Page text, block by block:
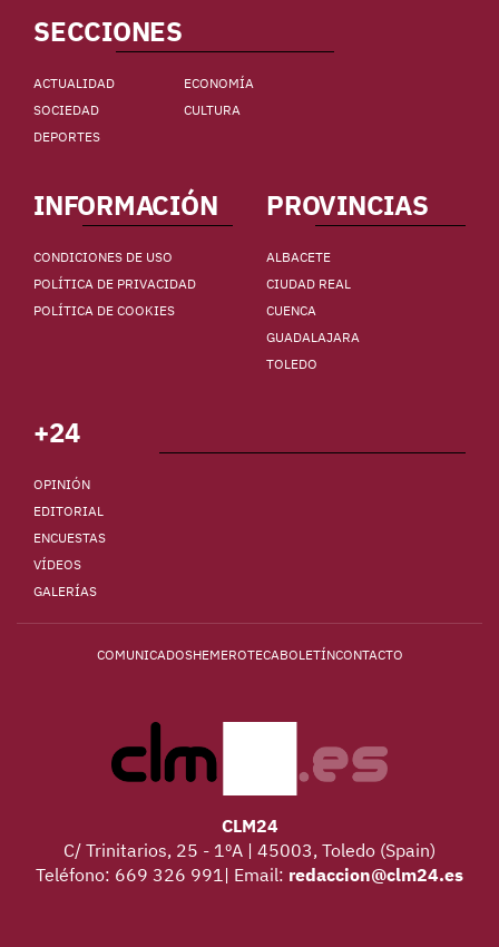
SECCIONES
ACTUALIDAD
ECONOMÍA
SOCIEDAD
CULTURA
DEPORTES
INFORMACIÓN
CONDICIONES DE USO
POLÍTICA DE PRIVACIDAD
POLÍTICA DE COOKIES
PROVINCIAS
ALBACETE
CIUDAD REAL
CUENCA
GUADALAJARA
TOLEDO
+24
OPINIÓN
EDITORIAL
ENCUESTAS
VÍDEOS
GALERÍAS
COMUNICADOSHEMEROTECABOLETÍNCONTACTO
CLM24
C/ Trinitarios, 25 - 1ºA | 45003, Toledo (Spain)
Teléfono: 669 326 991| Email: redaccion@clm24.es